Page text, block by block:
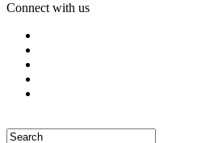
Connect with us